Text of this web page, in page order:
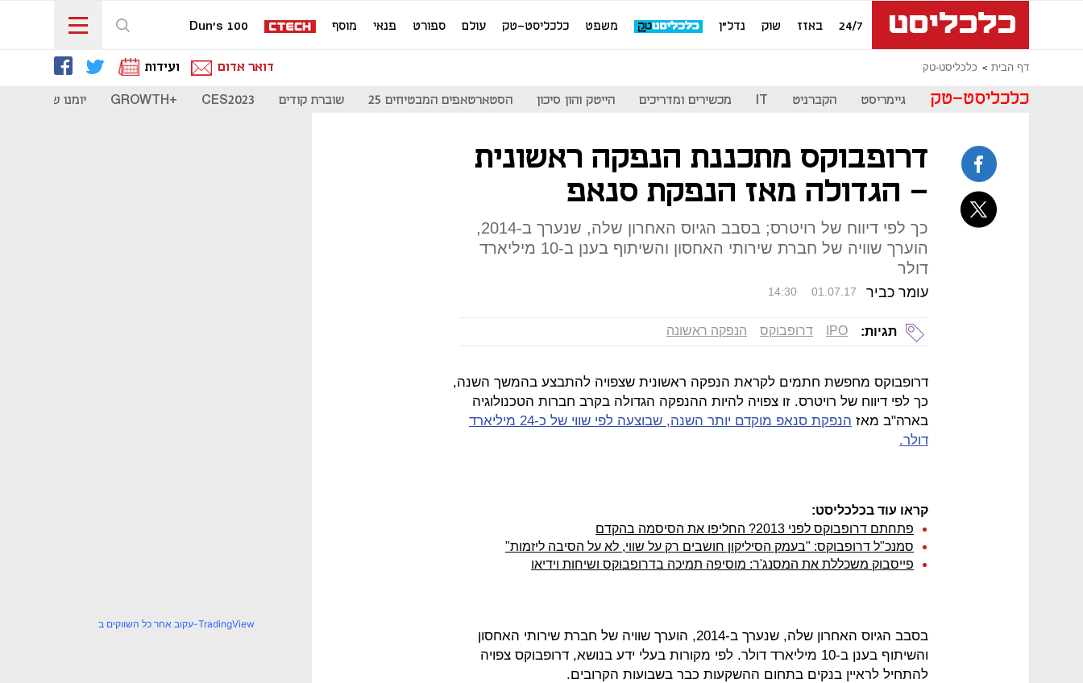
24/7 באזז שוק נדל"ן משפט כלכליסט-טק עולם ספורט פנאי מוסף Dun's 100
דף הבית כלכליסט-טק דואר אדום ועידות
כלכליסט-טק גיימריסט הקברניט IT מכשירים ומדריכים הייטק והון סיכון הסטארטאפים המבטיחים 25 שוברת קודים CES2023
+GROWTH יומנו של
דרופבוקס מתכננת הנפקה ראשונית
- הגדולה מאז הנפקת סנאפ
כך לפי דיווח של רויטרס; בסבב הגיוס האחרון שלה, שנערך ב-2014,
הוערך שוויה של חברת שירותי האחסון והשיתוף בענן ב-10 מיליארד
דולר
עומר כביר 14:30 01.07.17
תגיות: IPO דרופבוקס הנפקה ראשונה
דרופבוקס מחפשת חתמים לקראת הנפקה ראשונית שצפויה להתבצע בהמשך השנה,
כך לפי דיווח של רויטרס. זו צפויה להיות ההנפקה הגדולה בקרב חברות הטכנולוגיה
בארה"ב מאז
הנפקת סנאפ מוקדם יותר השנה, שבוצעה לפי שווי של כ-24 מיליארד
דולר.
קראו עוד בכלכליסט:
פתחתם דרופבוקס לפני 2013? החליפו את הסיסמה בהקדם
סמנכ"ל דרופבוקס: "בעמק הסיליקון חושבים רק על שווי, לא על הסיבה ליזמות"
פייסבוק משכללת את המסנג'ר: מוסיפה תמיכה בדרופבוקס ושיחות וידיאו
בסבב הגיוס האחרון שלה, שנערך ב-2014, הוערך שוויה של חברת שירותי האחסון
והשיתוף בענן ב-10 מיליארד דולר. לפי מקורות בעלי ידע בנושא, דרופבוקס צפויה
להתחיל לראיין בנקים בתחום ההשקעות כבר בשבועות הקרובים.
עקוב אחר כל השווקים ב-TradingView